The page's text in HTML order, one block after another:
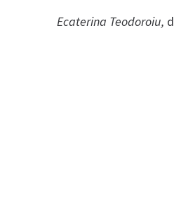
Ecaterina Teodoroiu,